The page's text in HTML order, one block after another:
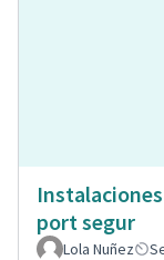
port segur
Lola Nuñez